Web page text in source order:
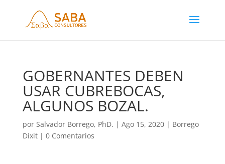
GOBERNANTES DEBEN
USAR CUBREBOCAS,
ALGUNOS BOZAL.
por Salvador Borrego, PhD. | Ago 15, 2020| Borrego
Dixit| 0 Comentarios